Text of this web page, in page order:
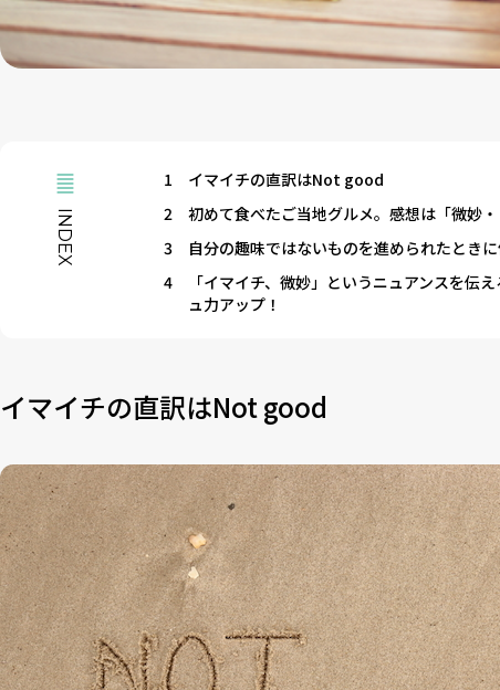
INDEX
1
イマイチの直訳はNot good
2
初めて食べたご当地グルメ。感想は「微妙
3
自分の趣味ではないものを進められたとき
4
「イマイチ、微妙」というニュアンスを伝
ュ力アップ！
イマイチの直訳はNot good